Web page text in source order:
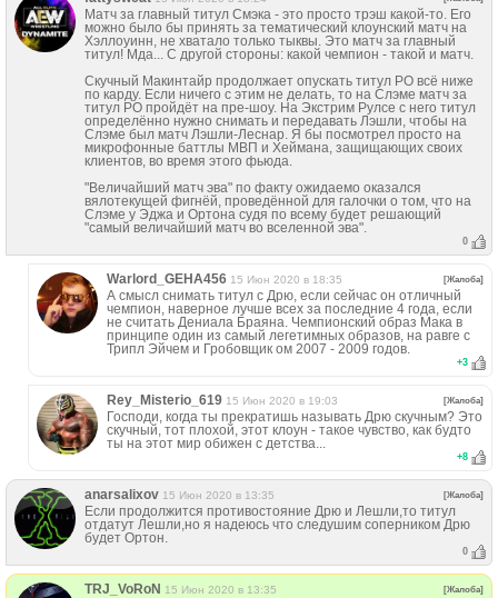
Матч за главный титул Смэка - это просто трэш какой-то. Его
можно было бы принять за тематический клоунский матч на
Хэллоуинн, не хватало только тыквы. Это матч за главный
титул! Мда... С другой стороны: какой чемпион - такой и матч.
Скучный Макинтайр продолжает опускать титул РО всё ниже
по карду. Если ничего с этим не делать, то на Слэме матч за
титул РО пройдёт на пре-шоу. На Экстрим Рулсе с него титул
определённо нужно снимать и передавать Лэшли, чтобы на
Слэме был матч Лэшли-Леснар. Я бы посмотрел просто на
микрофонные баттлы МВП и Хеймана, защищающих своих
клиентов, во время этого фьюда.
"Величайший матч эва" по факту ожидаемо оказался
вялотекущей фигнёй, проведённой для галочки о том, что на
Слэме у Эджа и Ортона судя по всему будет решающий
"самый величайший матч во вселенной эва".
0
Warlord_GEHA456 15 Июн 2020 в 18:35 [Жалоба]
А смысл снимать титул с Дрю, если сейчас он отличный
чемпион, наверное лучше всех за последние 4 года, если
не считать Дениала Браяна. Чемпионский образ Мака в
принципе один из самый легетимных образов, на равге с
Трипл Эйчем и Гробовщик ом 2007 - 2009 годов.
+3
Rey_Misterio_619 15 Июн 2020 в 19:03 [Жалоба]
Господи, когда ты прекратишь называть Дрю скучным? Это
скучный, тот плохой, этот клоун - такое чувство, как будто
ты на этот мир обижен с детства...
+8
anarsalixov 15 Июн 2020 в 13:35 [Жалоба]
Если продолжится противостояние Дрю и Лешли,то титул
отдатут Лешли,но я надеюсь что следушим соперником Дрю
будет Ортон.
0
TRJ_VoRoN 15 Июн 2020 в 13:35 [Жалоба]